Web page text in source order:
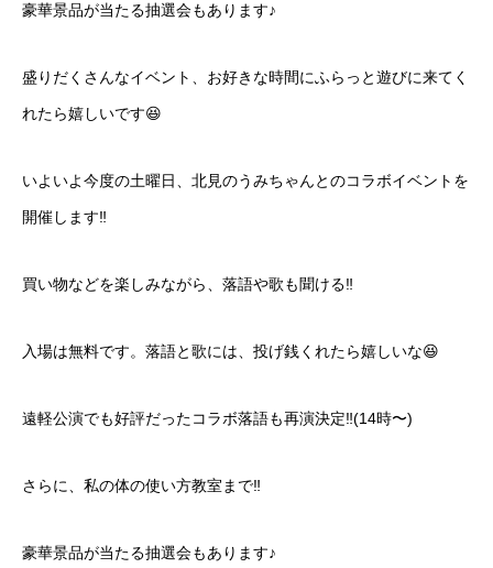
豪華景品が当たる抽選会もあります♪
盛りだくさんなイベント、お好きな時間にふらっと遊びに来てく
れたら嬉しいです😆
いよいよ今度の土曜日、北見のうみちゃんとのコラボイベントを
開催します‼️
買い物などを楽しみながら、落語や歌も聞ける‼️
入場は無料です。落語と歌には、投げ銭くれたら嬉しいな😆
遠軽公演でも好評だったコラボ落語も再演決定‼️(14時〜)
さらに、私の体の使い方教室まで‼️
豪華景品が当たる抽選会もあります♪